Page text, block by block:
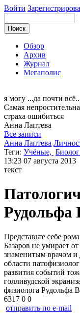
Войти
Обзор
Архив
Журнал
Мегаполис
я могу ...да почти
Самая
страха ошибиться
Анна Лаптева
Все записи
Анна Лаптева
Теги: Учёные,
13:23 07 августа 2013
текст
Рудольфа
Представьте себе
Базаров не умирает
знаменитым врачом и
области
развития событий
голливудской
физиолога Рудольфа
6317 0 0
отправить по e-mail